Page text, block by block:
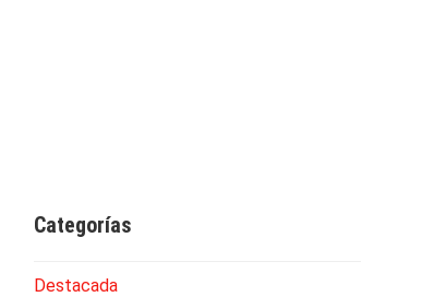
Categorías
Destacada